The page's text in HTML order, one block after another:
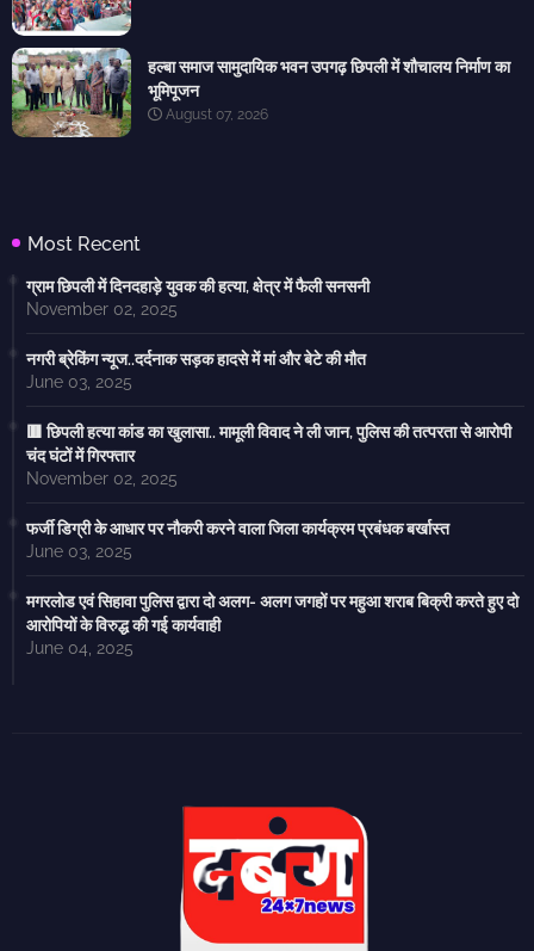
हल्बा समाज सामुदायिक भवन उपगढ़ छिपली में शौचालय निर्माण का
भूमिपूजन
August 07, 2026
Most Recent
ग्राम छिपली में दिनदहाड़े युवक की हत्या, क्षेत्र में फैली सनसनी
November 02, 2025
नगरी ब्रेकिंग न्यूज..दर्दनाक सड़क हादसे में मां और बेटे की मौत
June 03, 2025
🟥 छिपली हत्या कांड का खुलासा.. मामूली विवाद ने ली जान, पुलिस की तत्परता से आरोपी
चंद घंटों में गिरफ्तार
November 02, 2025
फर्जी डिग्री के आधार पर नौकरी करने वाला जिला कार्यक्रम प्रबंधक बर्खास्त
June 03, 2025
मगरलोड एवं सिहावा पुलिस द्वारा दो अलग- अलग जगहों पर महुआ शराब बिक्री करते हुए दो
आरोपियों के विरुद्ध की गई कार्यवाही
June 04, 2025